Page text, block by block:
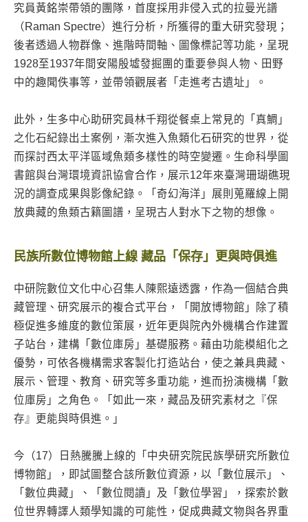
究員黃銘崇帶領的團隊，首度採用非侵入式的拉曼光譜
（Raman Spectre）進行分析，所獲得的重大研究發現；
後者透過人物群像、進階時間軸、圖像標記等功能，呈現
1928至1937年間安陽殷墟發掘團的重要參與人物、田野
中的趣聞佚事等，並帶領觀展者「走進考古遺址」。
此外，生多中心助研究員林千翔從餐桌上常見的「真鯛」
之化石紀錄出土案例，漸次進入魚類化石研究的世界，從
而探討西太平洋區域魚類多樣性的時空變遷。生命科學圖
書館與台灣環境資訊協會合作，展示12年來臺灣珊瑚礁現
況的調查成果與影像紀錄。「奇幻海洋」展則蒐羅線上開
放典藏的魚類古籍圖譜，呈現古人對水下之物的想像。
民族所數位博物館上線 藏品「保存」更與時俱進
中研院數位文化中心召集人陳熙遠透露，作為一個結合典
藏管理、研究展示的複合式平台，「開放博物館」除了積
極促進多維度的數位策展，近年更與院內外機構合作建置
子站台，建構「數位庫房」基礎服務。藉由功能模組化之
優勢，可依各機構需求客製化打造站台，使之兼具典藏、
展示、管理、教育、研究等多重功能，進而扮演機構「數
位庫房」之角色。「如此一來，藏品及研究素材之『保
存』更能與時俱進。」
今（17）日熱騰騰上線的「中央研究院民族學研究所數位
博物館」，即試圖整合該所數位資源，以「數位展示」、
「數位典藏」、「數位閱讀」及「數位學習」，探索於數
位世界轉譯人類學知識的可能性，促成典藏文物與各界重